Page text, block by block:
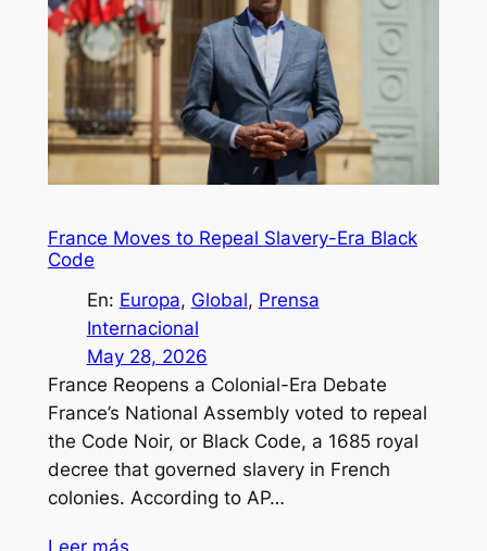
France Moves to Repeal Slavery-Era Black
Code
En: Europa, Global, Prensa
Internacional
May 28, 2026
France Reopens a Colonial-Era Debate
France’s National Assembly voted to repeal
the Code Noir, or Black Code, a 1685 royal
decree that governed slavery in French
colonies. According to AP…